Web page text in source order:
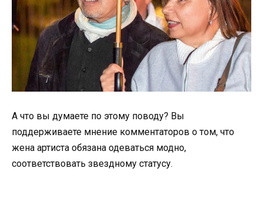
А что вы думаете по этому поводу? Вы
поддерживаете мнение комментаторов о том, что
жена артиста обязана одеваться модно,
соответствовать звездному статусу.